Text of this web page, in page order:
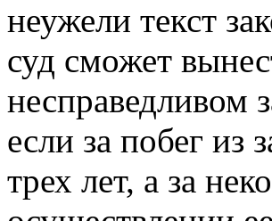
неужели текст
суд сможет
несправедливом
если за побег из
трех лет, а за